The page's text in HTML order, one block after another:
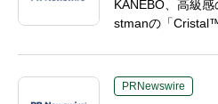
KANEBO、高級
stmanの「
PRNewswire